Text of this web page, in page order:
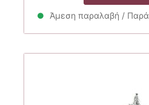
Άμεση παραλαβή /